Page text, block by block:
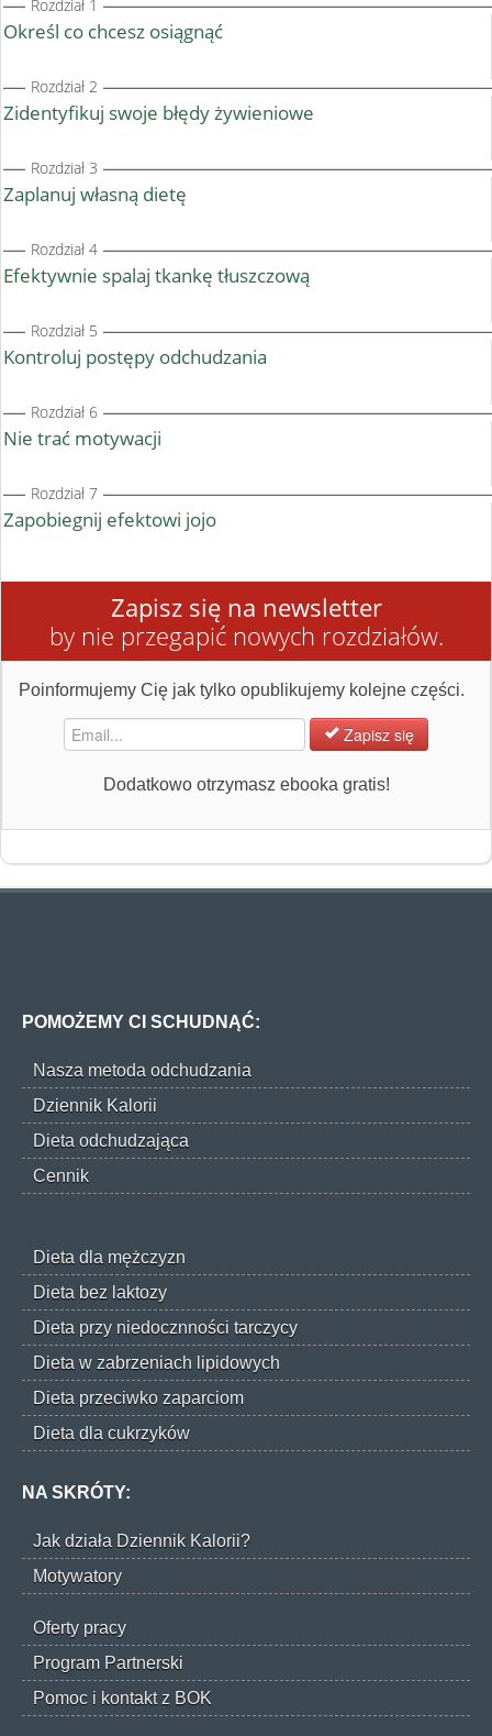
Rozdział 1
Określ co chcesz osiągnąć
Rozdział 2
Zidentyfikuj swoje błędy żywieniowe
Rozdział 3
Zaplanuj własną dietę
Rozdział 4
Efektywnie spalaj tkankę tłuszczową
Rozdział 5
Kontroluj postępy odchudzania
Rozdział 6
Nie trać motywacji
Rozdział 7
Zapobiegnij efektowi jojo
Zapisz się na newsletter
by nie przegapić nowych rozdziałów.
Poinformujemy Cię jak tylko opublikujemy kolejne części.
Zapisz się
Dodatkowo otrzymasz ebooka gratis!
POMOŻEMY CI SCHUDNĄĆ:
Nasza metoda odchudzania
Dziennik Kalorii
Dieta odchudzająca
Cennik
Dieta dla mężczyzn
Dieta bez laktozy
Dieta przy niedocznności tarczycy
Dieta w zabrzeniach lipidowych
Dieta przeciwko zaparciom
Dieta dla cukrzyków
NA SKRÓTY:
Jak działa Dziennik Kalorii?
Motywatory
Oferty pracy
Program Partnerski
Pomoc i kontakt z BOK